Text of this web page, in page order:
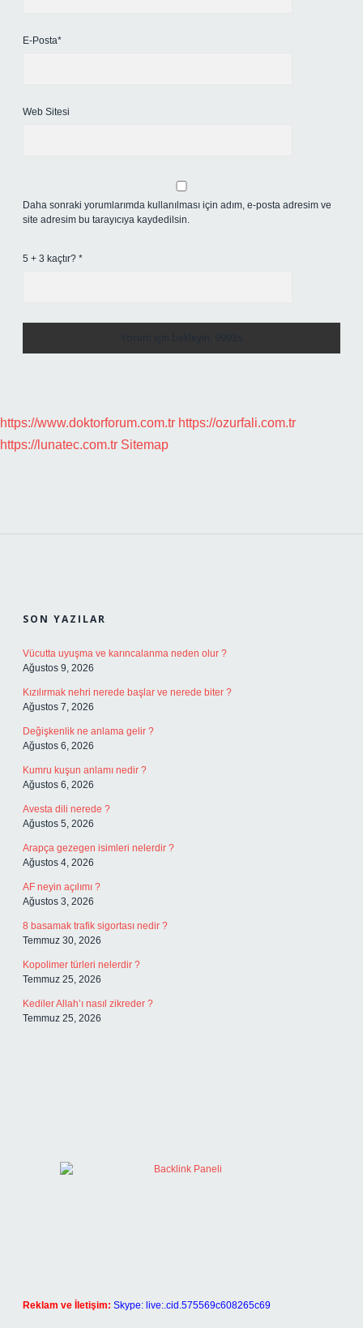
E-Posta*
Web Sitesi
Daha sonraki yorumlarımda kullanılması için adım, e-posta adresim ve
site adresim bu tarayıcıya kaydedilsin.
5 + 3 kaçtır? *
https://www.doktorforum.com.tr https://ozurfali.com.tr
https://lunatec.com.tr Sitemap
SON YAZILAR
Vücutta uyuşma ve karıncalanma neden olur ?
Ağustos 9, 2026
Kızılırmak nehri nerede başlar ve nerede biter ?
Ağustos 7, 2026
Değişkenlik ne anlama gelir ?
Ağustos 6, 2026
Kumru kuşun anlamı nedir ?
Ağustos 6, 2026
Avesta dili nerede ?
Ağustos 5, 2026
Arapça gezegen isimleri nelerdir ?
Ağustos 4, 2026
AF neyin açılımı ?
Ağustos 3, 2026
8 basamak trafik sigortası nedir ?
Temmuz 30, 2026
Kopolimer türleri nelerdir ?
Temmuz 25, 2026
Kediler Allah’ı nasıl zikreder ?
Temmuz 25, 2026
Reklam ve İletişim: Skype: live:.cid.575569c608265c69